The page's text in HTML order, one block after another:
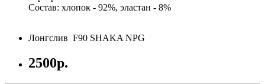
Состав: хлопок - 92%, эластан - 8%
Лонгслив F90 SHAKA NPG
2500р.